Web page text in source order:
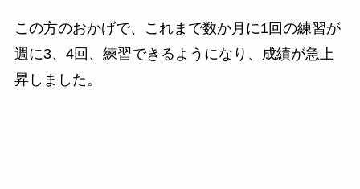
この方のおかげで、これまで数か月に1回の練習が
週に3、4回、練習できるようになり、成績が急上
昇しました。